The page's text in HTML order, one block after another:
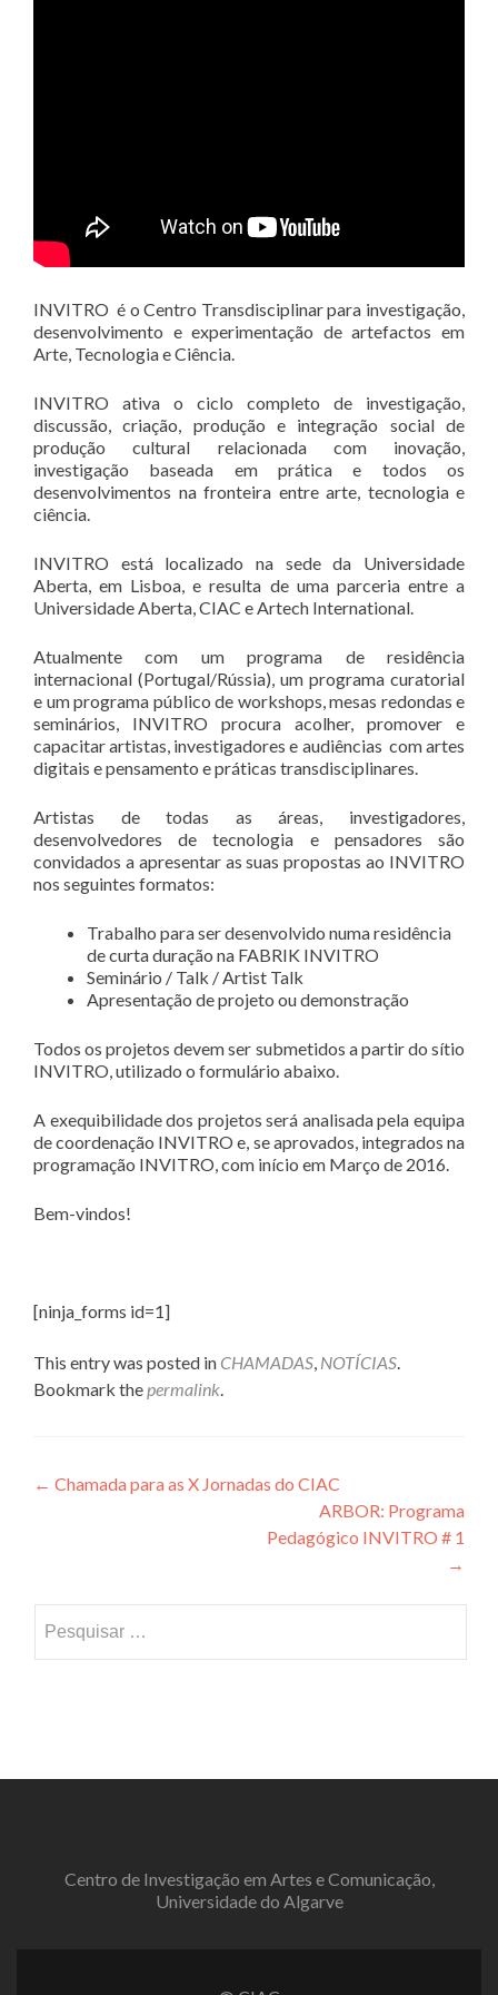
INVITRO é o Centro Transdisciplinar para investigação,
desenvolvimento e experimentação de artefactos em
Arte, Tecnologia e Ciência.
INVITRO ativa o ciclo completo de investigação,
discussão, criação, produção e integração social de
produção cultural relacionada com inovação,
investigação baseada em prática e todos os
desenvolvimentos na fronteira entre arte, tecnologia e
ciência.
INVITRO está localizado na sede da Universidade
Aberta, em Lisboa, e resulta de uma parceria entre a
Universidade Aberta, CIAC e Artech International.
Atualmente com um programa de residência
internacional (Portugal/Rússia), um programa curatorial
e um programa público de workshops, mesas redondas e
seminários, INVITRO procura acolher, promover e
capacitar artistas, investigadores e audiências com artes
digitais e pensamento e práticas transdisciplinares.
Artistas de todas as áreas, investigadores,
desenvolvedores de tecnologia e pensadores são
convidados a apresentar as suas propostas ao INVITRO
nos seguintes formatos:
Trabalho para ser desenvolvido numa residência
de curta duração na FABRIK INVITRO
Seminário / Talk / Artist Talk
Apresentação de projeto ou demonstração
Todos os projetos devem ser submetidos a partir do sítio
INVITRO, utilizado o formulário abaixo.
A exequibilidade dos projetos será analisada pela equipa
de coordenação INVITRO e, se aprovados, integrados na
programação INVITRO, com início em Março de 2016.
Bem-vindos!
[ninja_forms id=1]
This entry was posted in CHAMADAS, NOTÍCIAS.
Bookmark thepermalink.
Navegação
← Chamada para as X Jornadas do CIAC
ARBOR: Programa
Pedagógico INVITRO # 1
→
por:
Centro de Investigação em Artes e Comunicação,
Universidade do Algarve